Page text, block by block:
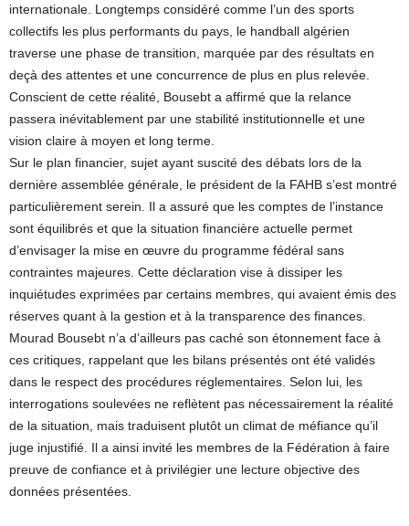
internationale. Longtemps considéré comme l’un des sports
collectifs les plus performants du pays, le handball algérien
traverse une phase de transition, marquée par des résultats en
deçà des attentes et une concurrence de plus en plus relevée.
Conscient de cette réalité, Bousebt a affirmé que la relance
passera inévitablement par une stabilité institutionnelle et une
vision claire à moyen et long terme.
Sur le plan financier, sujet ayant suscité des débats lors de la
dernière assemblée générale, le président de la FAHB s’est montré
particulièrement serein. Il a assuré que les comptes de l’instance
sont équilibrés et que la situation financière actuelle permet
d’envisager la mise en œuvre du programme fédéral sans
contraintes majeures. Cette déclaration vise à dissiper les
inquiétudes exprimées par certains membres, qui avaient émis des
réserves quant à la gestion et à la transparence des finances.
Mourad Bousebt n’a d’ailleurs pas caché son étonnement face à
ces critiques, rappelant que les bilans présentés ont été validés
dans le respect des procédures réglementaires. Selon lui, les
interrogations soulevées ne reflètent pas nécessairement la réalité
de la situation, mais traduisent plutôt un climat de méfiance qu’il
juge injustifié. Il a ainsi invité les membres de la Fédération à faire
preuve de confiance et à privilégier une lecture objective des
données présentées.